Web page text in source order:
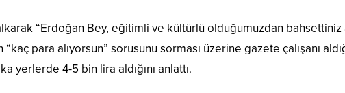
“Erdoğan Bey, eğitimli ve kültürlü olduğumuzdan
para alıyorsun” sorusunu sorması üzerine gazete çalışanı
yerlerde 4-5 bin lira aldığını anlattı.